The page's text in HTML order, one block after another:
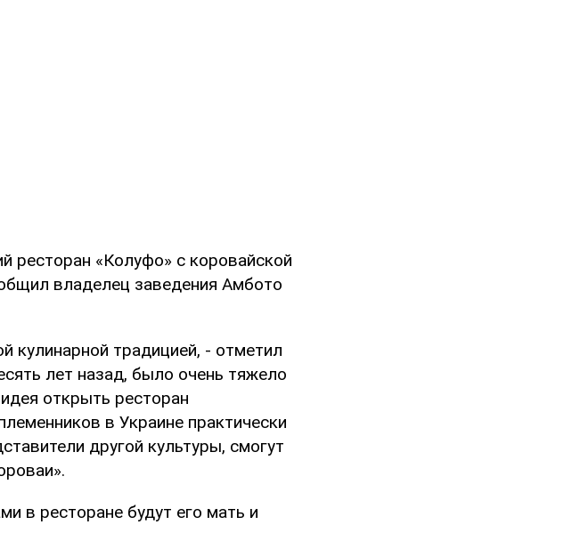
ресторан «Колуфо» с коровайской
владелец заведения Амбото
кулинарной традицией, - отметил
лет назад, было очень тяжело
открыть ресторан
в Украине практически
другой культуры, смогут
в ресторане будут его мать и